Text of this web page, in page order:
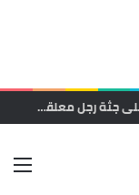
وزارة التربية الوطنية تعلن رسميا مواعيد الدخول المدرسي 2026-2027